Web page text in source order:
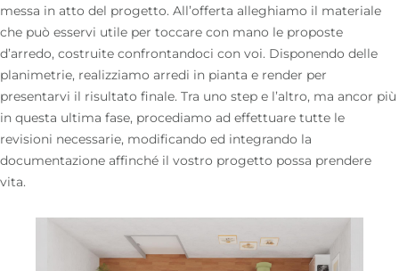
messa in atto del progetto. All’offerta alleghiamo il materiale
che può esservi utile per toccare con mano le proposte
d’arredo, costruite confrontandoci con voi. Disponendo delle
planimetrie, realizziamo arredi in pianta e render per
presentarvi il risultato finale. Tra uno step e l’altro, ma ancor più
in questa ultima fase, procediamo ad effettuare tutte le
revisioni necessarie, modificando ed integrando la
documentazione affinché il vostro progetto possa prendere
vita.